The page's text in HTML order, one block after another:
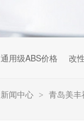
通用级ABS价格 改
新闻中心 > 青岛美丰